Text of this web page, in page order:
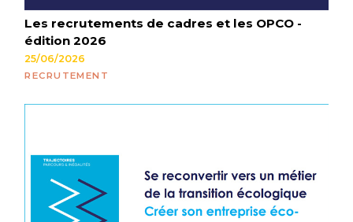
Les recrutements de cadres et les OPCO -
édition 2026
25/06/2026
RECRUTEMENT